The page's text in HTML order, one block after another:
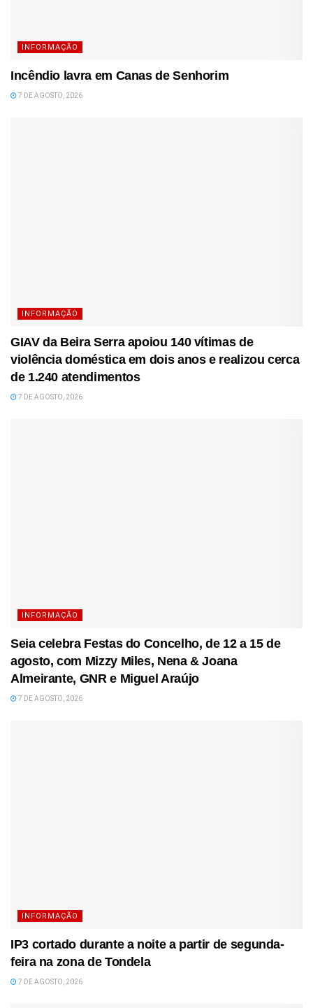
INFORMAÇÃO
Incêndio lavra em Canas de Senhorim
7 DE AGOSTO, 2026
INFORMAÇÃO
GIAV da Beira Serra apoiou 140 vítimas de
violência doméstica em dois anos e realizou cerca
de 1.240 atendimentos
7 DE AGOSTO, 2026
INFORMAÇÃO
Seia celebra Festas do Concelho, de 12 a 15 de
agosto, com Mizzy Miles, Nena & Joana
Almeirante, GNR e Miguel Araújo
7 DE AGOSTO, 2026
INFORMAÇÃO
IP3 cortado durante a noite a partir de segunda-
feira na zona de Tondela
7 DE AGOSTO, 2026